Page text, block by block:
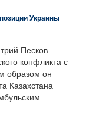
Украины
Песков
конфликта с
образом он
Казахстана